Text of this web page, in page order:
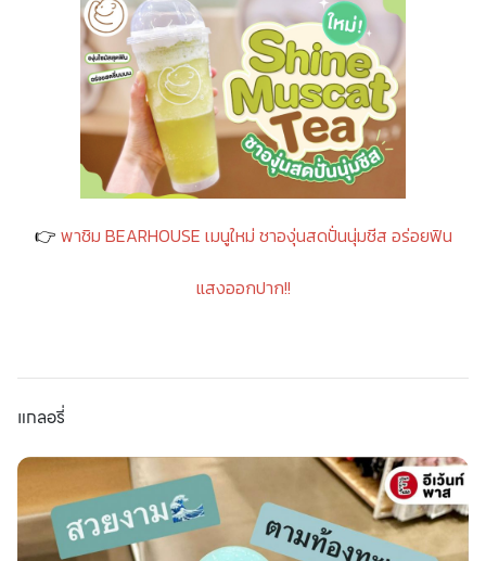
👉 พาชิม BEARHOUSE เมนูใหม่ ชาองุ่นสดปั่นนุ่มชีส อร่อยฟิน
แสงออกปาก!!
แกลอรี่